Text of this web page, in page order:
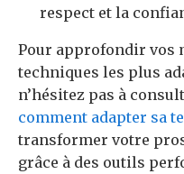
respect et la
Pour approfondir vos
techniques les plus
n’hésitez pas à
comment adapter sa
transformer votre
grâce à des outils